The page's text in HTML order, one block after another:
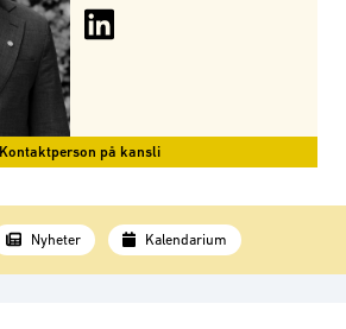
Kontaktperson på kansli
Nyheter Kalendarium